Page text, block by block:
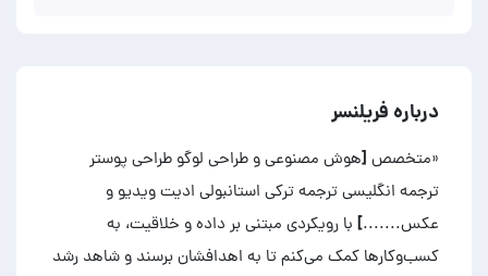
درباره فریلنسر
«متخصص [هوش مصنوعی و طراحی لوگو طراحی پوستر
ترجمه انگلیسی ترجمه ترکی استانبولی ادیت ویدیو و
عکس.......] با رویکردی مبتنی بر داده و خلاقیت، به
کسب‌وکارها کمک می‌کنم تا به اهدافشان برسند و شاهد رشد